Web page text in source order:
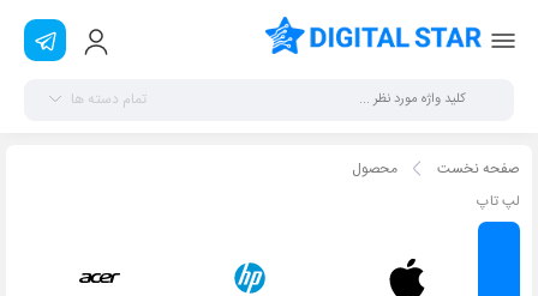
تمام دسته ها
صفحه نخست
محصول
لپ تاپ